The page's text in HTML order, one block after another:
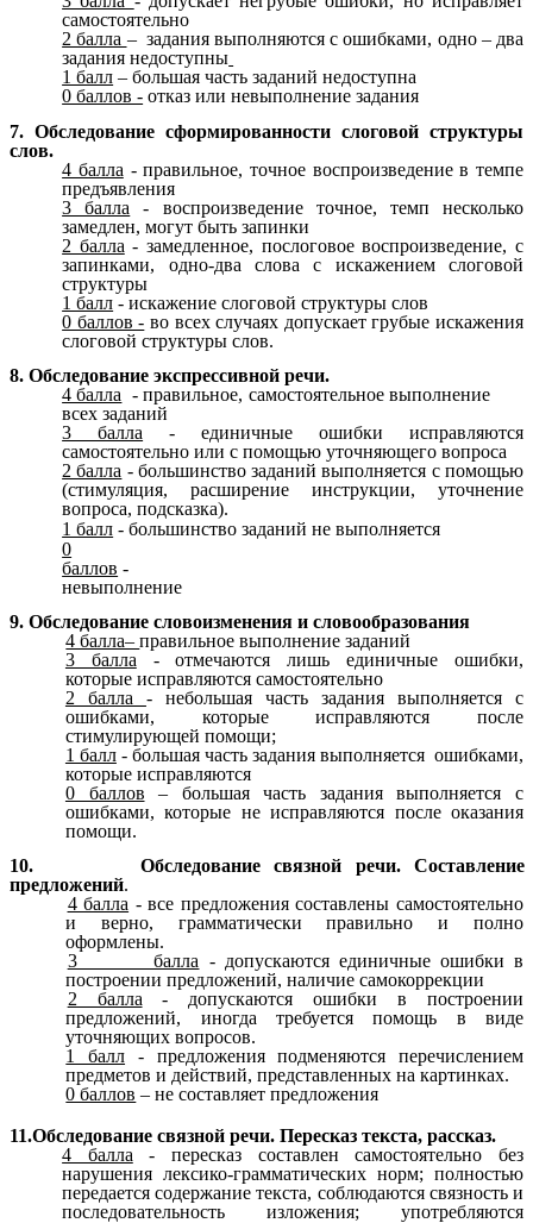
самостоятельно
2 балла – задания выполняются с ошибками, одно – два
задания недоступны
1 балл – большая часть заданий недоступна
0 баллов - отказ или невыполнение задания
7. Обследование сформированности слоговой структуры
слов.
4 балла - правильное, точное воспроизведение в темпе
предъявления
3 балла - воспроизведение точное, темп несколько
замедлен, могут быть запинки
2 балла - замедленное, послоговое воспроизведение, с
запинками, одно-два слова с искажением слоговой
структуры
1 балл - искажение слоговой структуры слов
0 баллов - во всех случаях допускает грубые искажения
слоговой структуры слов.
8. Обследование экспрессивной речи.
4 балла - правильное, самостоятельное выполнение
всех заданий
3 балла - единичные ошибки исправляются
самостоятельно или с помощью уточняющего вопроса
2 балла - большинство заданий выполняется с помощью
(стимуляция, расширение инструкции, уточнение
вопроса, подсказка).
1 балл - большинство заданий не выполняется
0
баллов -
невыполнение
9. Обследование словоизменения и словообразования
4 балла–правильное выполнение заданий
3 балла - отмечаются лишь единичные ошибки,
которые исправляются самостоятельно
2 балла - небольшая часть задания выполняется с
ошибками, которые исправляются после
стимулирующей помощи;
1 балл- большая часть задания выполняется ошибками,
которые исправляются
0 баллов – большая часть задания выполняется с
ошибками, которые не исправляются после оказания
помощи.
10. Обследование связной речи. Составление
предложений.
4 балла - все предложения составлены самостоятельно
и верно, грамматически правильно и полно
оформлены.
3 балла - допускаются единичные ошибки в
построении предложений, наличие самокоррекции
2 балла - допускаются ошибки в построении
предложений, иногда требуется помощь в виде
уточняющих вопросов.
1 балл - предложения подменяются перечислением
предметов и действий, представленных на картинках.
0 баллов – не составляет предложения
11.Обследование связной речи. Пересказ текста, рассказ.
4 балла - пересказ составлен самостоятельно без
нарушения лексико-грамматических норм; полностью
передается содержание текста, соблюдаются связность и
последовательность изложения; употребляются